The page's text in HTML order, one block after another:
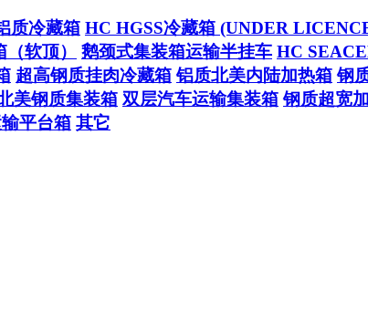
质冷藏箱 HC HGSS冷藏箱 (UNDER
软顶） 鹅颈式集装箱运输半挂车 HC
超高钢质挂肉冷藏箱 铝质北美内陆加热箱 钢
美钢质集装箱 双层汽车运输集装箱 钢质超宽
平台箱 其它